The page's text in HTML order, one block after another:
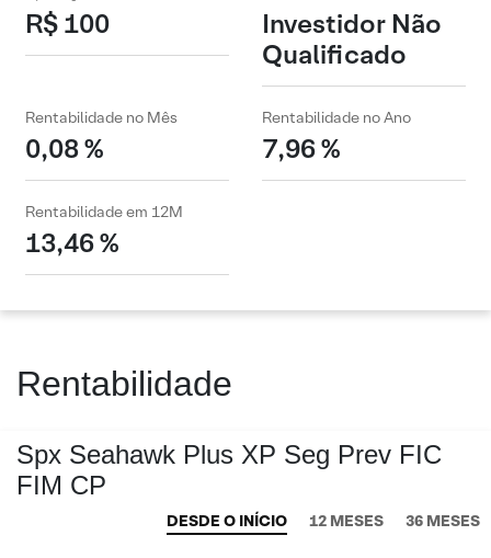
R$ 100
Investidor Não
Qualificado
Rentabilidade no Mês
0,08 %
Rentabilidade no Ano
7,96 %
Rentabilidade em 12M
13,46 %
Rentabilidade
Spx Seahawk Plus XP Seg Prev FIC
FIM CP
DESDE O INÍCIO 12 MESES 36 MESES